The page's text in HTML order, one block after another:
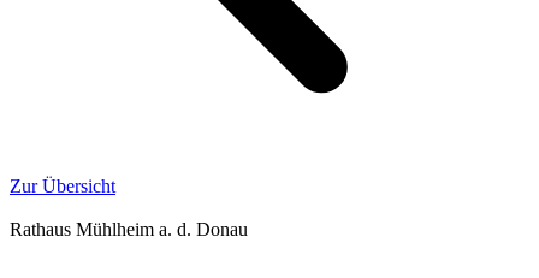
Zur Übersicht
Rathaus Mühlheim a. d. Donau